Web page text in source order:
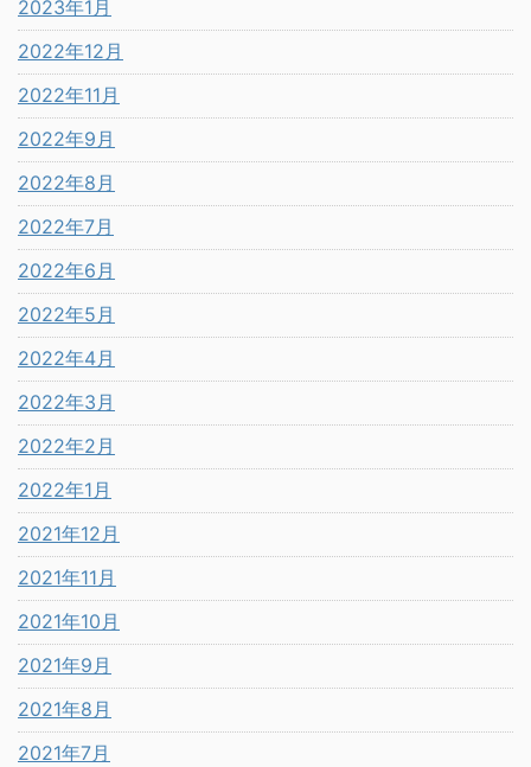
2023年1月
2022年12月
2022年11月
2022年9月
2022年8月
2022年7月
2022年6月
2022年5月
2022年4月
2022年3月
2022年2月
2022年1月
2021年12月
2021年11月
2021年10月
2021年9月
2021年8月
2021年7月